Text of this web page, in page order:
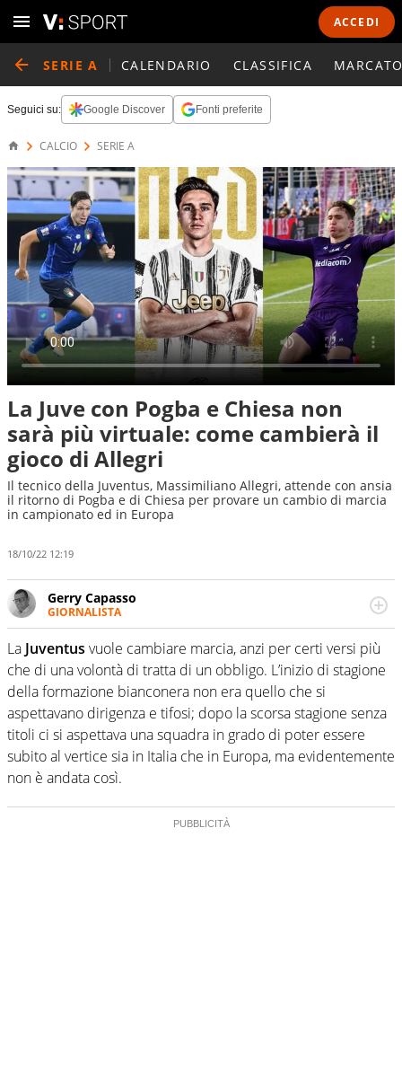
ACCEDI
SERIE A CALENDARIO CLASSIFICA
Seguici su: Google Discover Fonti preferite
CALCIO SERIE A
La Juve con Pogba e Chiesa non
sarà più virtuale: come cambierà il
gioco di Allegri
Il tecnico della Juventus, Massimiliano Allegri, attende con ansia
il ritorno di Pogba e di Chiesa per provare un cambio di marcia
in campionato ed in Europa
18/10/22 12:19
Gerry Capasso
GIORNALISTA
Per lui gli sport americani non hanno segreti: basket,
football, baseball e la capacità innata di trovare la notizia
dove altri non vedono granché
La Juventus vuole cambiare marcia, anzi per certi versi più
che di una volontà di tratta di un obbligo. L’inizio di stagione
della formazione bianconera non era quello che si
aspettavano dirigenza e tifosi; dopo la scorsa stagione senza
titoli ci si aspettava una squadra in grado di poter essere
subito al vertice sia in Italia che in Europa, ma evidentemente
non è andata così.